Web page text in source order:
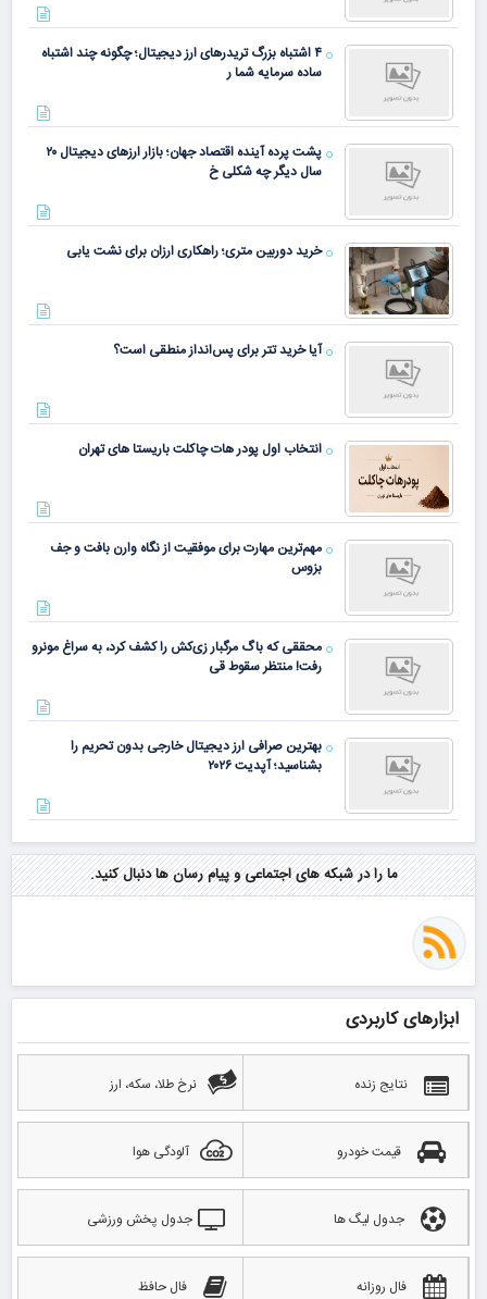
۴ اشتباه بزرگ تریدرهای ارز دیجیتال؛ چگونه چند اشتباه
ساده سرمایه شما ر
پشت پرده آینده اقتصاد جهان؛ بازار ارزهای دیجیتال ۲۰
سال دیگر چه شکلی خ
خرید دوربین متری؛ راهکاری ارزان برای نشت یابی
آیا خرید تتر برای پس‌انداز منطقی است؟
انتخاب اول پودر هات چاکلت باریستا های تهران
مهم‌ترین مهارت برای موفقیت از نگاه وارن بافت و جف
بزوس
محققی که باگ مرگبار زی‌کش را کشف کرد، به سراغ مونرو
رفت! منتظر سقوط قی
بهترین صرافی ارز دیجیتال خارجی بدون تحریم را
بشناسید؛ آپدیت ۲۰۲۶
ما را در شبکه های اجتماعی و پیام رسان ها دنبال کنید.
ابزارهای کاربردی
نتایج زنده نرخ طلا، سکه، ارز
قیمت خودرو آلودگی هوا
جدول لیگ ها جدول پخش ورزشی
فال روزانه فال حافظ